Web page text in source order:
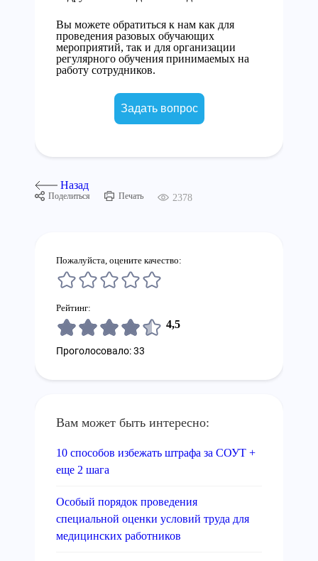
Вы можете обратиться к нам как для
проведения разовых обучающих
мероприятий, так и для организации
регулярного обучения принимаемых на
работу сотрудников.
Задать вопрос
Назад
Поделиться Печать 2378
Пожалуйста, оцените качество:
Рейтинг:
4,5
Проголосовало: 33
Вам может быть интересно:
10 способов избежать штрафа за СОУТ +
еще 2 шага
Особый порядок проведения
специальной оценки условий труда для
медицинских работников